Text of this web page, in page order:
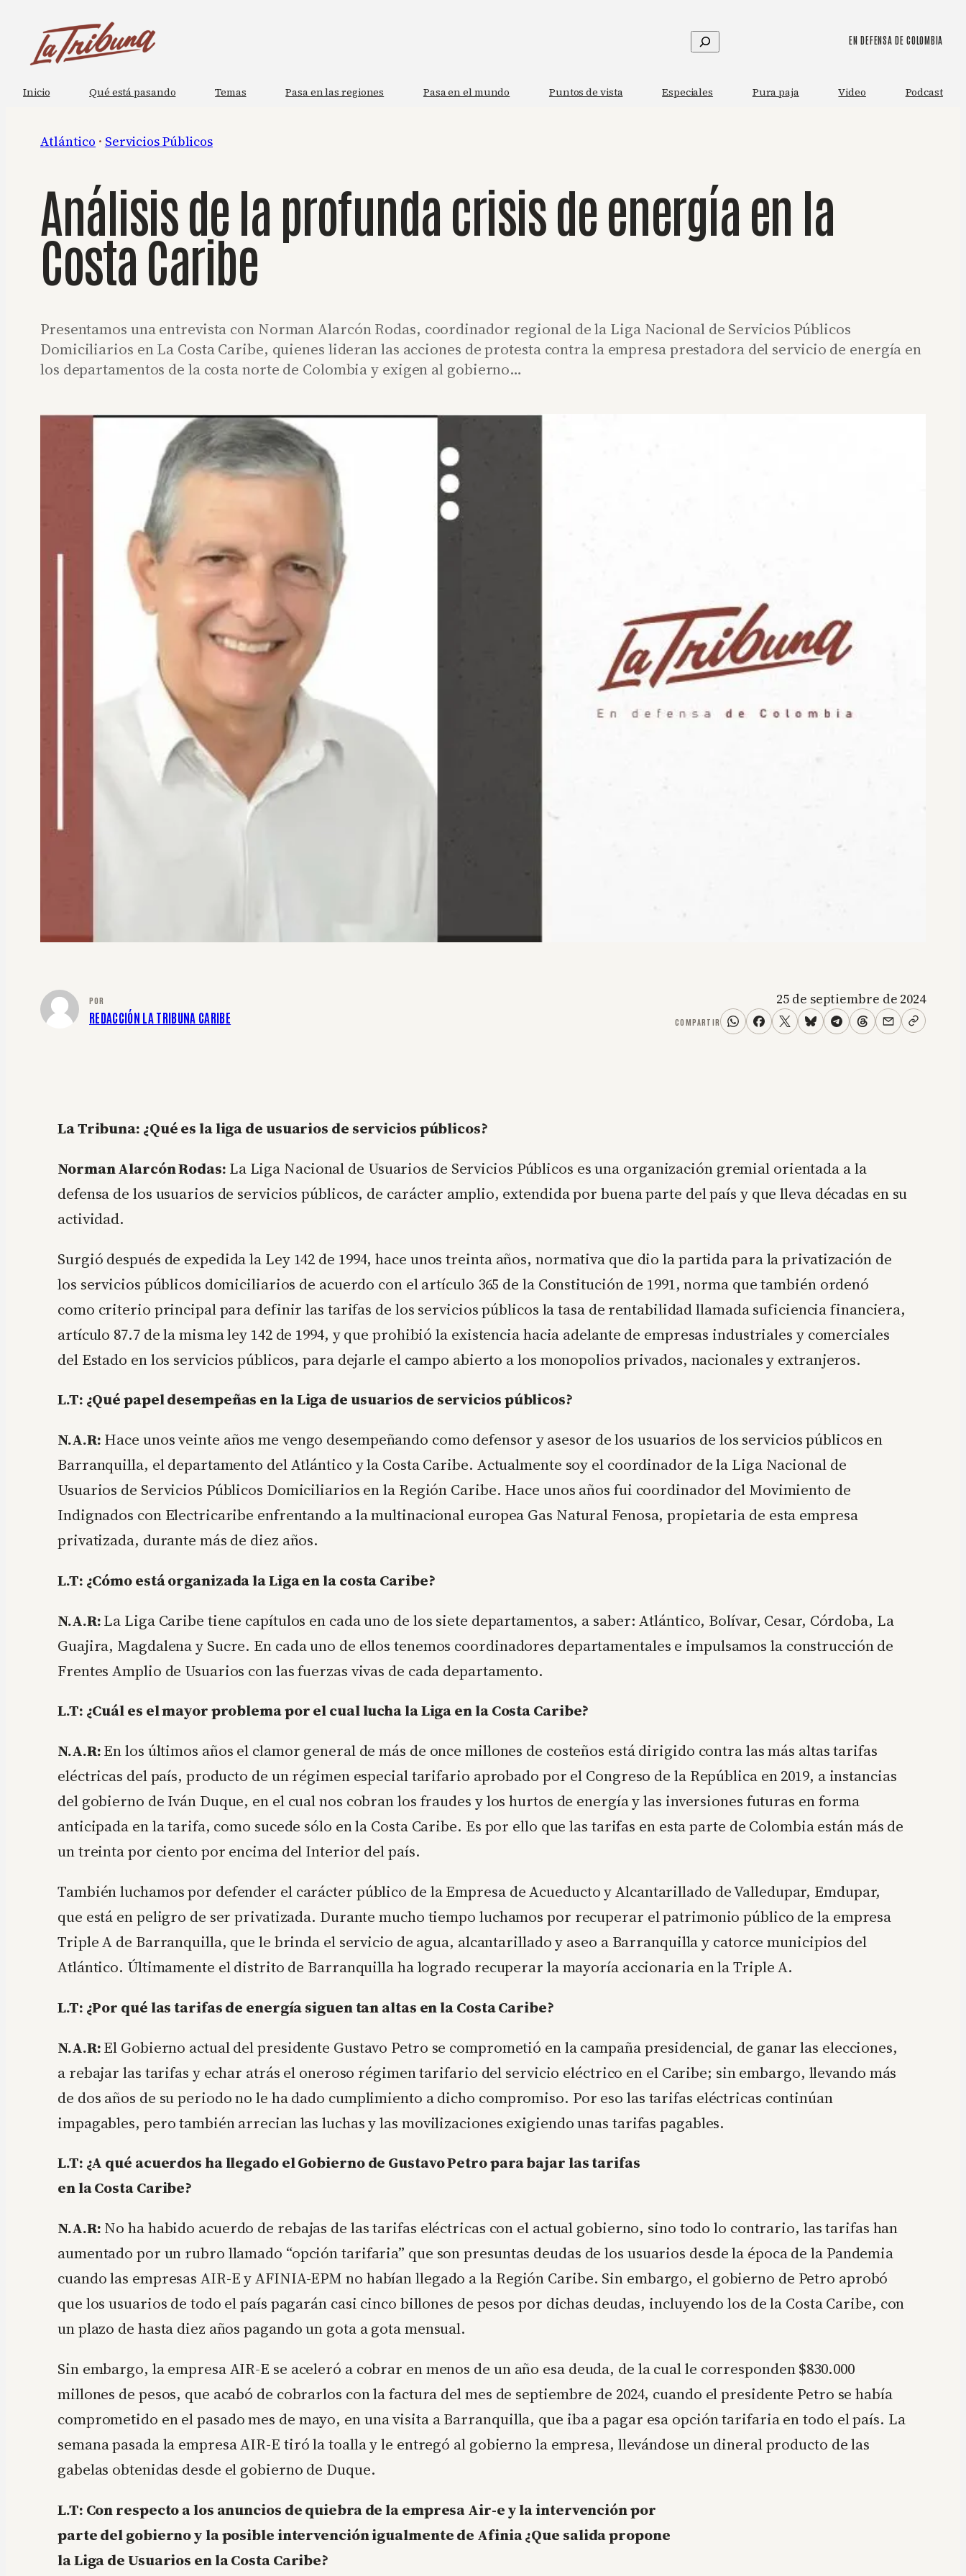
contenido
Buscar EN DEFENSA DE COLOMBIA
Inicio Qué está pasando Temas Pasa en las regiones Pasa en el mundo Puntos de vista Especiales Pura paja Video Podcast
Atlántico · Servicios Públicos
Análisis de la profunda crisis de energía en la
Costa Caribe
Presentamos una entrevista con Norman Alarcón Rodas, coordinador regional de la Liga Nacional de Servicios Públicos
Domiciliarios en La Costa Caribe, quienes lideran las acciones de protesta contra la empresa prestadora del servicio de energía en
los departamentos de la costa norte de Colombia y exigen al gobierno…
POR
REDACCIÓN LA TRIBUNA CARIBE
25 de septiembre de 2024
COMPARTIR
La Tribuna: ¿Qué es la liga de usuarios de servicios públicos?
Norman Alarcón Rodas: La Liga Nacional de Usuarios de Servicios Públicos es una organización gremial orientada a la
defensa de los usuarios de servicios públicos, de carácter amplio, extendida por buena parte del país y que lleva décadas en su
actividad.
Surgió después de expedida la Ley 142 de 1994, hace unos treinta años, normativa que dio la partida para la privatización de
los servicios públicos domiciliarios de acuerdo con el artículo 365 de la Constitución de 1991, norma que también ordenó
como criterio principal para definir las tarifas de los servicios públicos la tasa de rentabilidad llamada suficiencia financiera,
artículo 87.7 de la misma ley 142 de 1994, y que prohibió la existencia hacia adelante de empresas industriales y comerciales
del Estado en los servicios públicos, para dejarle el campo abierto a los monopolios privados, nacionales y extranjeros.
L.T: ¿Qué papel desempeñas en la Liga de usuarios de servicios públicos?
N.A.R: Hace unos veinte años me vengo desempeñando como defensor y asesor de los usuarios de los servicios públicos en
Barranquilla, el departamento del Atlántico y la Costa Caribe. Actualmente soy el coordinador de la Liga Nacional de
Usuarios de Servicios Públicos Domiciliarios en la Región Caribe. Hace unos años fui coordinador del Movimiento de
Indignados con Electricaribe enfrentando a la multinacional europea Gas Natural Fenosa, propietaria de esta empresa
privatizada, durante más de diez años.
L.T: ¿Cómo está organizada la Liga en la costa Caribe?
N.A.R:La Liga Caribe tiene capítulos en cada uno de los siete departamentos, a saber: Atlántico, Bolívar, Cesar, Córdoba, La
Guajira, Magdalena y Sucre. En cada uno de ellos tenemos coordinadores departamentales e impulsamos la construcción de
Frentes Amplio de Usuarios con las fuerzas vivas de cada departamento.
L.T: ¿Cuál es el mayor problema por el cual lucha la Liga en la Costa Caribe?
N.A.R:En los últimos años el clamor general de más de once millones de costeños está dirigido contra las más altas tarifas
eléctricas del país, producto de un régimen especial tarifario aprobado por el Congreso de la República en 2019, a instancias
del gobierno de Iván Duque, en el cual nos cobran los fraudes y los hurtos de energía y las inversiones futuras en forma
anticipada en la tarifa, como sucede sólo en la Costa Caribe. Es por ello que las tarifas en esta parte de Colombia están más de
un treinta por ciento por encima del Interior del país.
También luchamos por defender el carácter público de la Empresa de Acueducto y Alcantarillado de Valledupar, Emdupar,
que está en peligro de ser privatizada. Durante mucho tiempo luchamos por recuperar el patrimonio público de la empresa
Triple A de Barranquilla, que le brinda el servicio de agua, alcantarillado y aseo a Barranquilla y catorce municipios del
Atlántico. Últimamente el distrito de Barranquilla ha logrado recuperar la mayoría accionaria en la Triple A.
L.T: ¿Por qué las tarifas de energía siguen tan altas en la Costa Caribe?
N.A.R:El Gobierno actual del presidente Gustavo Petro se comprometió en la campaña presidencial, de ganar las elecciones,
a rebajar las tarifas y echar atrás el oneroso régimen tarifario del servicio eléctrico en el Caribe; sin embargo, llevando más
de dos años de su periodo no le ha dado cumplimiento a dicho compromiso. Por eso las tarifas eléctricas continúan
impagables, pero también arrecian las luchas y las movilizaciones exigiendo unas tarifas pagables.
L.T: ¿A qué acuerdos ha llegado el Gobierno de Gustavo Petro para bajar las tarifas
en la Costa Caribe?
N.A.R: No ha habido acuerdo de rebajas de las tarifas eléctricas con el actual gobierno, sino todo lo contrario, las tarifas han
aumentado por un rubro llamado “opción tarifaria” que son presuntas deudas de los usuarios desde la época de la Pandemia
cuando las empresas AIR-E y AFINIA-EPM no habían llegado a la Región Caribe. Sin embargo, el gobierno de Petro aprobó
que los usuarios de todo el país pagarán casi cinco billones de pesos por dichas deudas, incluyendo los de la Costa Caribe, con
un plazo de hasta diez años pagando un gota a gota mensual.
Sin embargo, la empresa AIR-E se aceleró a cobrar en menos de un año esa deuda, de la cual le corresponden $830.000
millones de pesos, que acabó de cobrarlos con la factura del mes de septiembre de 2024, cuando el presidente Petro se había
comprometido en el pasado mes de mayo, en una visita a Barranquilla, que iba a pagar esa opción tarifaria en todo el país. La
semana pasada la empresa AIR-E tiró la toalla y le entregó al gobierno la empresa, llevándose un dineral producto de las
gabelas obtenidas desde el gobierno de Duque.
L.T: Con respecto a los anuncios de quiebra de la empresa Air-e y la intervención por
parte del gobierno y la posible intervención igualmente de Afinia ¿Que salida propone
la Liga de Usuarios en la Costa Caribe?